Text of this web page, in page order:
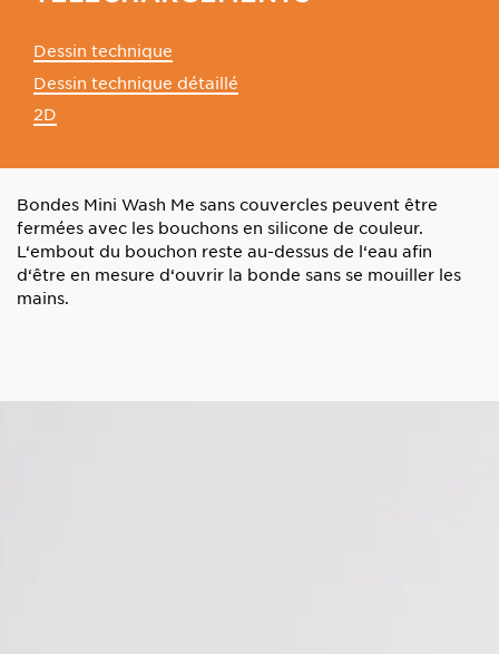
Dessin technique
Dessin technique détaillé
2D
Bondes Mini Wash Me sans couvercles peuvent être
fermées avec les bouchons en silicone de couleur.
L‘embout du bouchon reste au-dessus de l‘eau afin
d‘être en mesure d‘ouvrir la bonde sans se mouiller les
mains.